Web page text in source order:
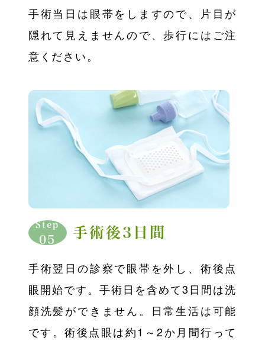
手術当日は眼帯をしますので、片目が
隠れて見えませんので、歩行にはご注
意ください。
Step
05 手術後3日間
手術翌日の診察で眼帯を外し、術後点
眼開始です。手術日を含めて3日間は洗
顔洗髪ができません。日常生活は可能
です。術後点眼は約1～2か月間行って